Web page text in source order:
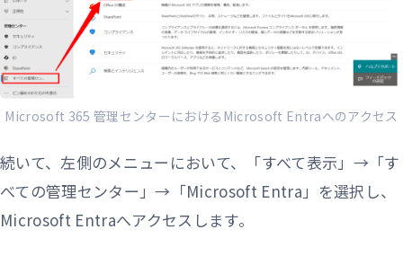
Microsoft 365 管理センターにおけるMicrosoft Entraへのアクセス
続いて、左側のメニューにおいて、「すべて表示」→「す
べての管理センター」→「Microsoft Entra」を選択し、
Microsoft Entraへアクセスします。